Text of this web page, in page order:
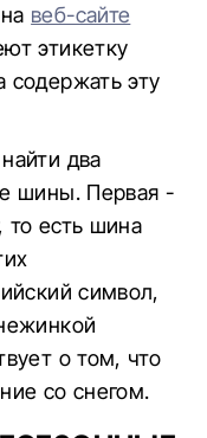
веб-сайте
этикетку
эту
два
шины. Первая -
то есть шина
символ,
о том, что
со снегом.